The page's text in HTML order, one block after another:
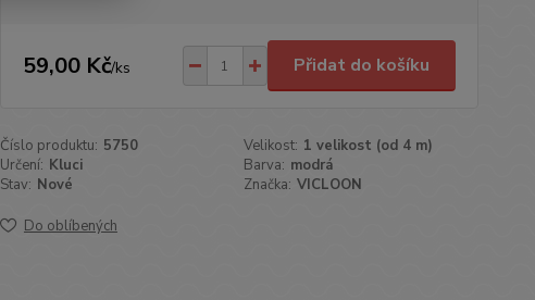
59,00 Kč/ks Přidat do košíku
Číslo produktu: 5750 Velikost: 1 velikost (od 4 m)
Určení: Kluci Barva: modrá
Stav: Nové Značka: VICLOON
Do oblíbených